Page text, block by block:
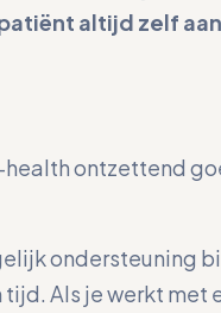
altijd zelf
ontzettend
ondersteuning
Als je werkt met